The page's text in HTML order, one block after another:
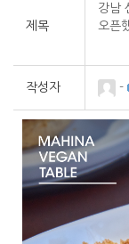
제목
강남
오픈
작성자 -